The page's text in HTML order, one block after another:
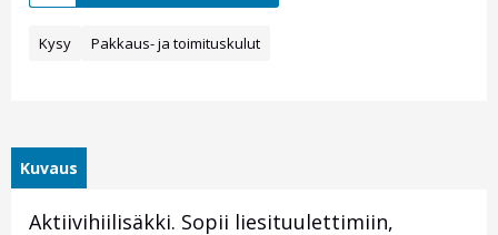
Kysy Pakkaus- ja toimituskulut
Kuvaus
Aktiivihiilisäkki. Sopii liesituulettimiin,